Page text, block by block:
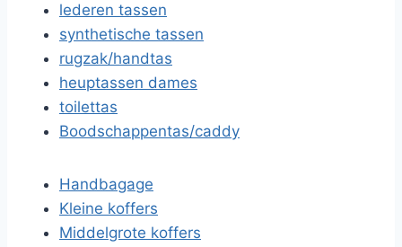
lederen tassen
synthetische tassen
rugzak/handtas
heuptassen dames
toilettas
Boodschappentas/caddy
Handbagage
Kleine koffers
Middelgrote koffers